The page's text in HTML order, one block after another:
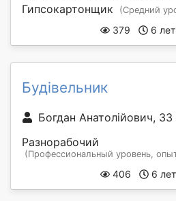
Гипсокартонщик (Средний
379 6
Будівельник
Богдан Анатолійович, 33
Разнорабочий
(Профессиональный уровень,
406 6